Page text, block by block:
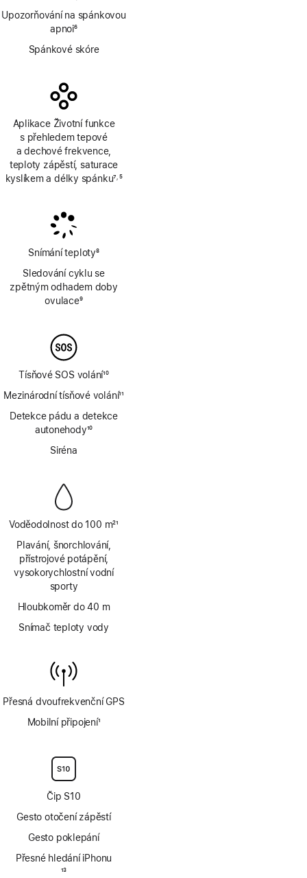
Upozorňování na spánkovou
apnoi
Poznámka
6
Spánkové skóre
Aplikace Životní funkce
s přehledem tepové
a dechové frekvence,
teploty zápěstí, saturace
kyslíkem a délky spánku7 5
Snímání teploty
Poznámka
8
Sledování cyklu se
zpětným odhadem doby
ovulace9
Tísňové SOS volání
Poznámka
10
Mezinárodní tísňové volání11
Detekce pádu a detekce
autonehody10
Siréna
Voděodolnost do 100 m
Poznámka
21
Plavání, šnorchlování,
přístrojové potápění,
vysokorychlostní vodní
sporty
Hloubkoměr do 40 m
Snímač teploty vody
Přesná dvoufrekvenční GPS
Mobilní připojení1
Čip S10
Gesto otočení zápěstí
Gesto poklepání
Přesné hledání iPhonu
Poznámka
13